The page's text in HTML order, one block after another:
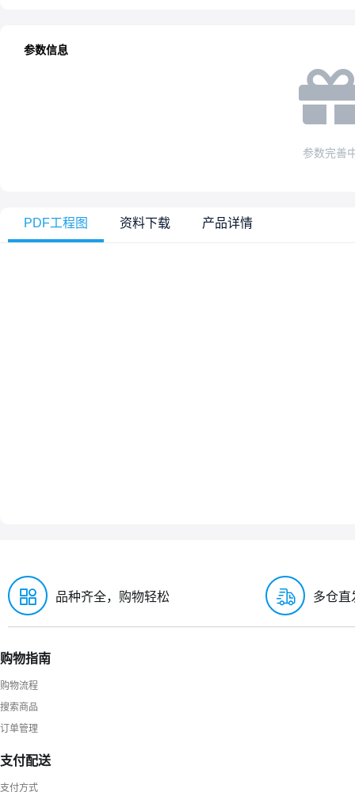
参数信息
参数完善
PDF工程图 资料下载 产品详情
品种齐全，购物轻松 多仓直
购物指南
购物流程
搜索商品
订单管理
支付配送
支付方式